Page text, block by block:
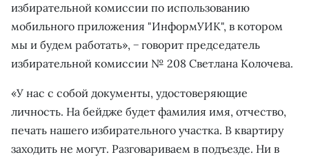
избирательной комиссии по использованию
мобильного приложения "ИнформУИК", в котором
мы и будем работать», − говорит председатель
избирательной комиссии № 208 Светлана Колочева.
«У нас с собой документы, удостоверяющие
личность. На бейдже будет фамилия имя, отчество,
печать нашего избирательного участка. В квартиру
заходить не могут. Разговариваем в подъезде. Ни в